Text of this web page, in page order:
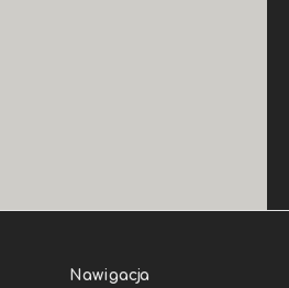
Nawigacja